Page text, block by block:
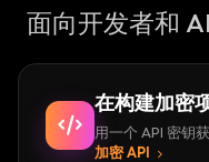
面向开发者和
在构建加密
用一个 API 密钥
加密 API